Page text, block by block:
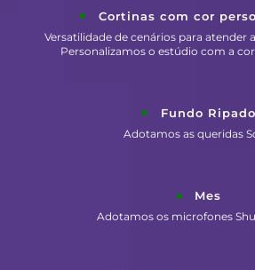
Cortinas com cor
Versatilidade de cenários para atender
Personalizamos o estúdio com a
Fundo Ripado
Adotamos as queridas
Mes
Adotamos os microfones